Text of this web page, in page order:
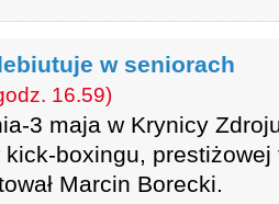
w seniorach
16.59)
3 maja w Krynicy
boxingu, prestiżowej
Marcin Borecki.